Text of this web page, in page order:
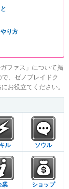
り方
ファス」について掲
、ゼノブレイドク
お役立てください。
ル ソウル
業 ショップ